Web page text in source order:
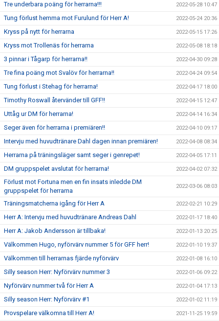
Tre underbara poäng för herrarna!!! 2022-05-28 10:47
Tung förlust hemma mot Furulund för Herr A! 2022-05-24 20:36
Kryss på nytt för herrarna 2022-05-15 17:26
Kryss mot Trollenäs för herrarna 2022-05-08 18:18
3 pinnar i Tågarp för herrarna!! 2022-04-30 09:28
Tre fina poäng mot Svalöv för herrarna!! 2022-04-24 09:54
Tung förlust i Stehag för herrarna! 2022-04-17 18:00
Timothy Roswall återvänder till GFF!! 2022-04-15 12:47
Uttåg ur DM för herrarna! 2022-04-14 16:34
Seger även för herrarna i premiären!! 2022-04-10 09:17
Intervju med huvudtränare Dahl dagen innan premiären! 2022-04-08 08:34
Herrarna på träningsläger samt seger i genrepet! 2022-04-05 17:11
DM gruppspelet avslutat för herrarna! 2022-04-02 07:32
Förlust mot Fortuna men en fin insats inledde DM
gruppspelet för herrarna
2022-03-06 08:03
Träningsmatcherna igång för Herr A 2022-02-21 10:29
Herr A: Intervju med huvudtränare Andreas Dahl 2022-01-17 18:40
Herr A: Jakob Andersson är tillbaka! 2022-01-13 20:25
Välkommen Hugo, nyförvärv nummer 5 för GFF herr! 2022-01-10 19:37
Välkommen till herrarnas fjärde nyförvärv 2022-01-08 16:10
Silly season Herr: Nyförvärv nummer 3 2022-01-06 09:22
Nyförvärv nummer två för Herr A 2022-01-04 17:13
Silly season Herr: Nyförvärv #1 2022-01-02 11:19
Provspelare välkomna till Herr A! 2021-11-25 19:59